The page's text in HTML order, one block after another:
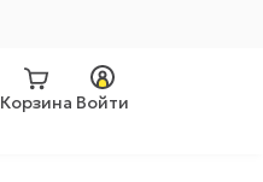
Корзина Войти